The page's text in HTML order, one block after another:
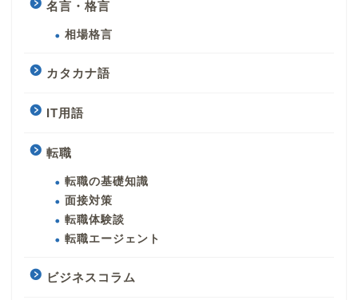
名言・格言
相場格言
カタカナ語
IT用語
転職
転職の基礎知識
面接対策
転職体験談
転職エージェント
ビジネスコラム